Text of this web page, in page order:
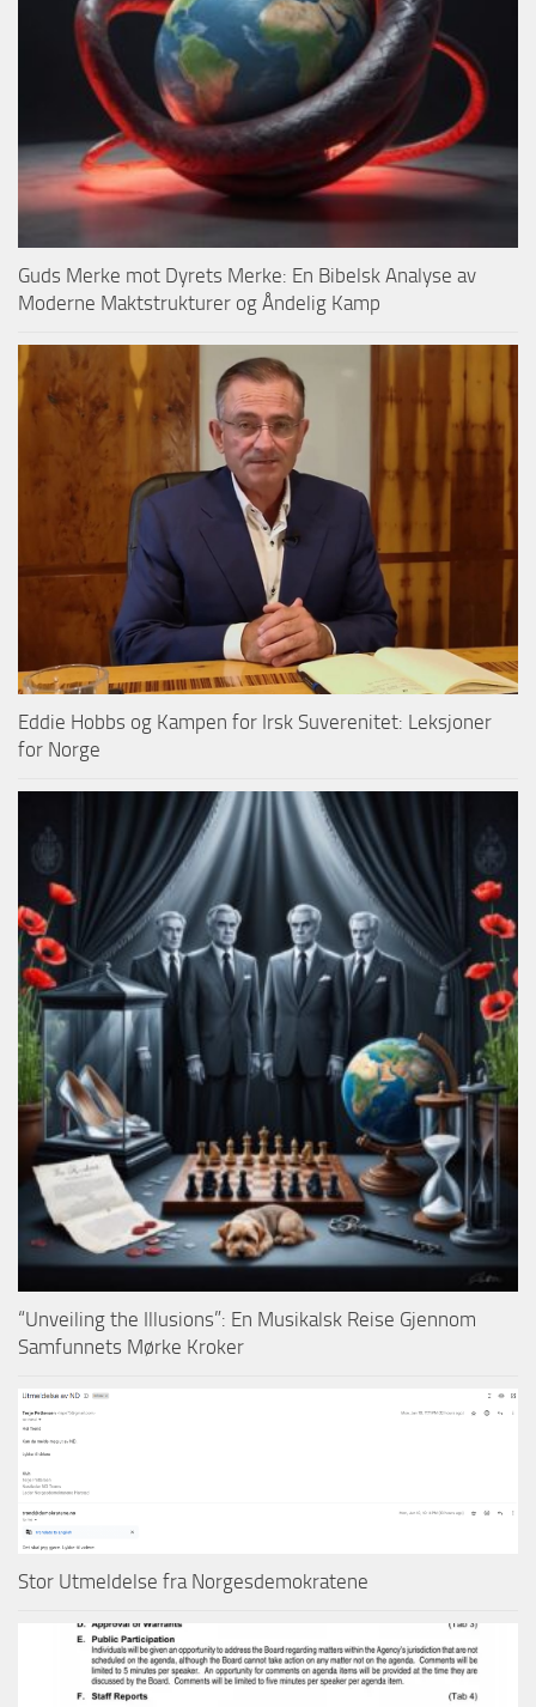
Guds Merke mot Dyrets Merke: En Bibelsk Analyse av
Moderne Maktstrukturer og Åndelig Kamp
Eddie Hobbs og Kampen for Irsk Suverenitet: Leksjoner
for Norge
“Unveiling the Illusions”: En Musikalsk Reise Gjennom
Samfunnets Mørke Kroker
Stor Utmeldelse fra Norgesdemokratene